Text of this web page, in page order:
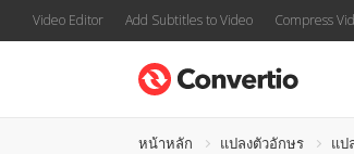
Video Editor Add Subtitles to Video Compress
หน้าหลัก แปลงตัวอักษร แป